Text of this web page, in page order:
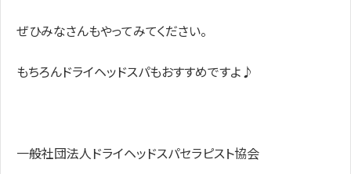
ぜひみなさんもやってみてください。
もちろんドライヘッドスパもおすすめですよ♪
一般社団法人ドライヘッドスパセラピスト協会